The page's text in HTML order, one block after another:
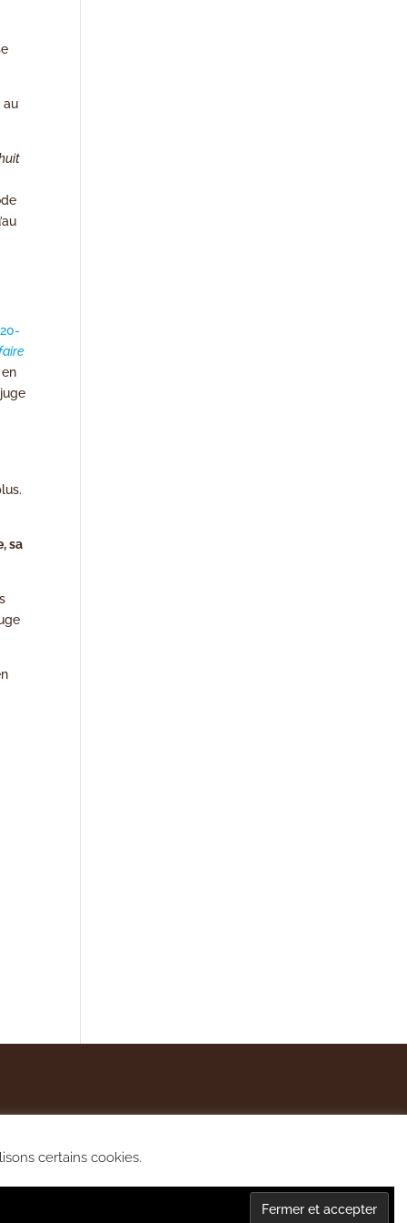
au
sa
certains cookies.